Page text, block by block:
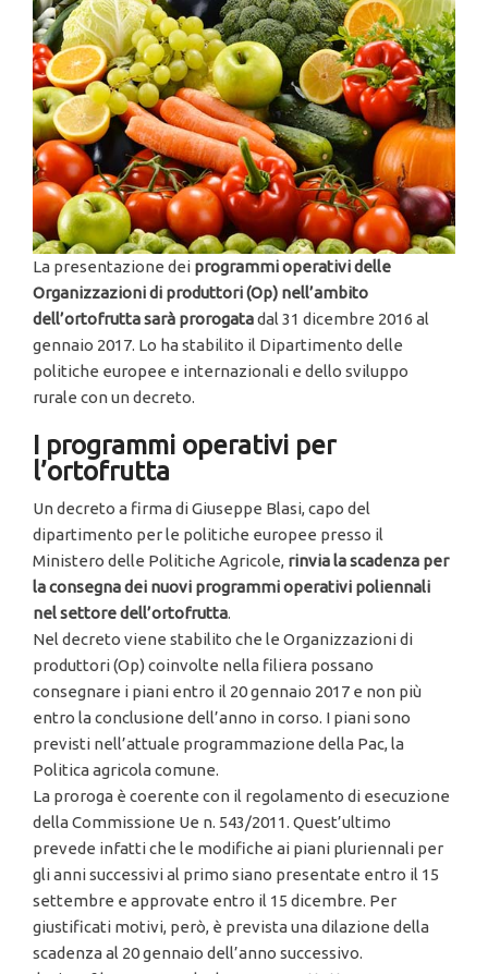
La presentazione dei programmi operativi delle
Organizzazioni di produttori (Op) nell’ambito
dell’ortofrutta sarà prorogatadal 31 dicembre 2016 al
gennaio 2017. Lo ha stabilito il Dipartimento delle
politiche europee e internazionali e dello sviluppo
rurale con un decreto.
I programmi operativi per
l’ortofrutta
Un decreto a firma di Giuseppe Blasi, capo del
dipartimento per le politiche europee presso il
Ministero delle Politiche Agricole, rinvia la scadenza per
la consegna dei nuovi programmi operativi poliennali
nel settore dell’ortofrutta.
Nel decreto viene stabilito che le Organizzazioni di
produttori (Op) coinvolte nella filiera possano
consegnare i piani entro il 20 gennaio 2017 e non più
entro la conclusione dell’anno in corso. I piani sono
previsti nell’attuale programmazione della Pac, la
Politica agricola comune.
La proroga è coerente con il regolamento di esecuzione
della Commissione Ue n. 543/2011. Quest’ultimo
prevede infatti che le modifiche ai piani pluriennali per
gli anni successivi al primo siano presentate entro il 15
settembre e approvate entro il 15 dicembre. Per
giustificati motivi, però, è prevista una dilazione della
scadenza al 20 gennaio dell’anno successivo.